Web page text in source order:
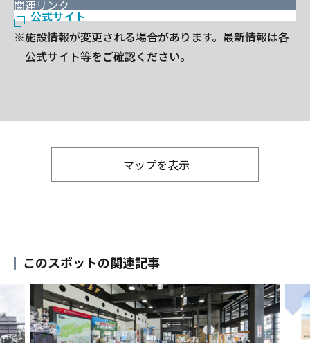
関連リンク
公式サイト
※施設情報が変更される場合があります。最新情報は各
公式サイト等をご確認ください。
マップを表示
このスポットの関連記事